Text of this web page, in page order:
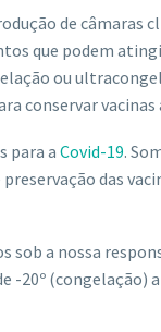
de câmaras
que podem
ou
conservar vacinas
para a Covid-19.
das
a nossa
20º (congelação)